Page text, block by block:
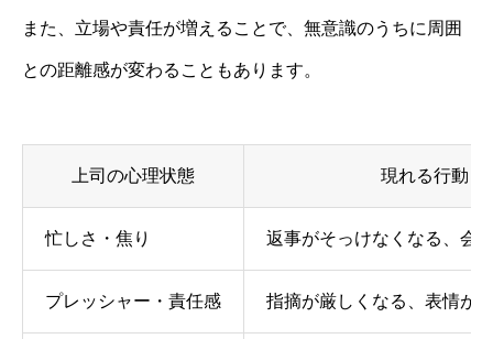
また、立場や責任が増えることで、無意識のうちに周囲
との距離感が変わることもあります。
上司の心理状態 現れる行動
忙しさ・焦り 返事がそっけなくなる、会
プレッシャー・責任感 指摘が厳しくなる、表情が